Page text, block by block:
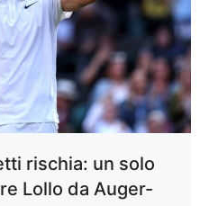
rischia: un solo
Lollo da Auger-